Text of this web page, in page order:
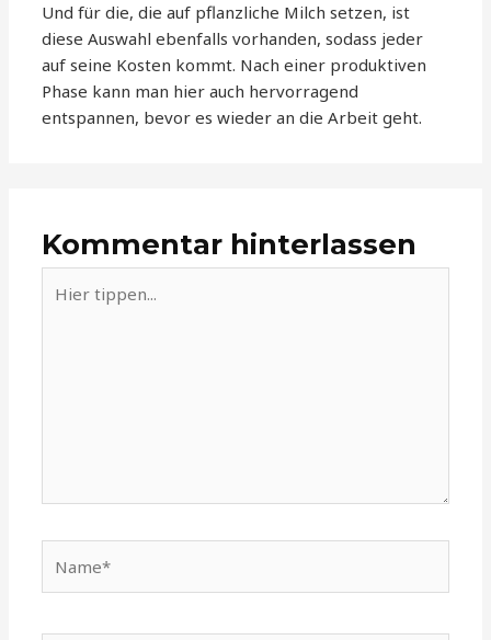
Und für die, die auf pflanzliche Milch setzen, ist
diese Auswahl ebenfalls vorhanden, sodass jeder
auf seine Kosten kommt. Nach einer produktiven
Phase kann man hier auch hervorragend
entspannen, bevor es wieder an die Arbeit geht.
Kommentar hinterlassen
tippen...